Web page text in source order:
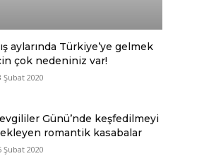
aylarında Türkiye’ye gelmek
çok nedeniniz var!
Şubat 2020
Günü’nde keşfedilmeyi
romantik kasabalar
Şubat 2020